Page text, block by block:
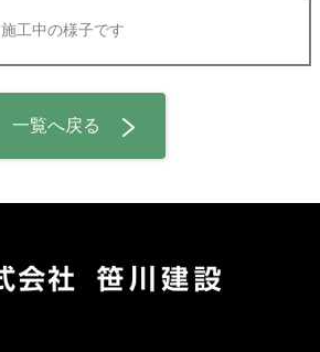
施工中の様子です
一覧へ戻る